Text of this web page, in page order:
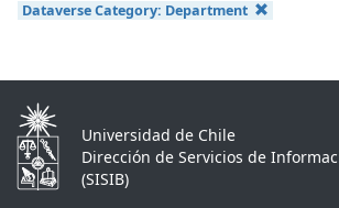
Dataverse Category: Department
Universidad de Chile
Dirección de Servicios de
(SISIB)